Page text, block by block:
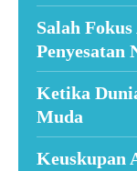
Salah
Penyesatan
Ketika
Muda
Keuskupan